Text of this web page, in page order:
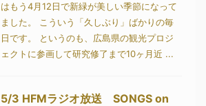
はもう4月12日で新緑が美しい季節になって
ました。 こういう「久しぶり」ばかりの毎
日です。 というのも、広島県の観光プロジ
ェクトに参画して研究修了まで10ヶ月近 ...
5/3 HFMラジオ放送 SONGS on